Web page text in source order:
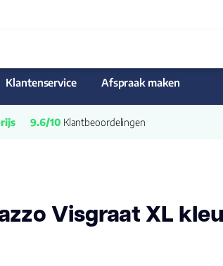
Klantenservice Afspraak maken
9.6/10 Klantbeoordelingen
Visgraat XL